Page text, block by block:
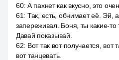
60: А пахнет как вкусно, это
61: Так, есть, обнимает её. Эй,
запереживал. Боня, ты какие-
Давай показывай.
62: Вот так вот получается, вот
вот танцевать.